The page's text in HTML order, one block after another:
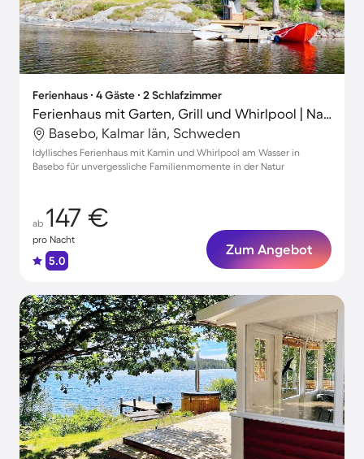
Ferienhaus ∙ 4 Gäste ∙ 2 Schlafzimmer
Ferienhaus mit Garten, Grill und Whirlpool | Naturblick
Basebo, Kalmar län, Schweden
Idyllisches Ferienhaus mit Kamin und Whirlpool am Wasser in
Basebo für unvergessliche Familienmomente in der Natur
ab 147 €
pro Nacht
5.0
Zum Angebot